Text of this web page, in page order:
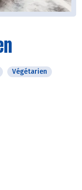
Végétarien